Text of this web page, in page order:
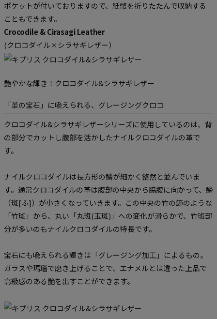
ポケットが付いておりますので、紙幣を折りたたんで収納する
こともできます。
Crocodile & Cirasagi Leather
(クロコダイル×シラサギレザー）
艶やかな輝き！クロコダイル&シラサギレザー
「革の宝石」に喩えられる、グレージングクロコ
クロコダイル&シラサギレザーシリーズに使用しているのは、背
の部分でカットし腹部を活かしたナイルクロコダイルの革で
す。
ナイルクロコダイルは長方形の鱗が細かく整然と並んでいま
す。通常クロコダイルの革は腹部の中央から脇腹に向かって、鱗
（斑[ふ]）が小さくなっていきます。この中央の竹の節のような
「竹斑」から、丸い「丸斑(玉斑)」への変化が滑らかで、竹斑部
分が多いのもナイルクロコダイルの特長です。
宝石にも喩えられる輝きは「グレージング加工」によるもの。
ガラスや瑪瑙で磨き上げることで、エナメルとは違った上品で
高級感のある艶を出すことができます。